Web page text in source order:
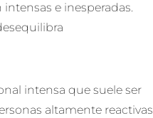
e inesperadas.
intensa que suele ser
altamente reactivas